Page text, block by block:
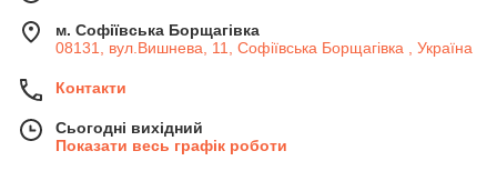
м. Софіївська Борщагівка
08131, вул.Вишнева, 11, Софіївська Борщагівка , Україна
Контакти
Сьогодні вихідний
Показати весь графік роботи